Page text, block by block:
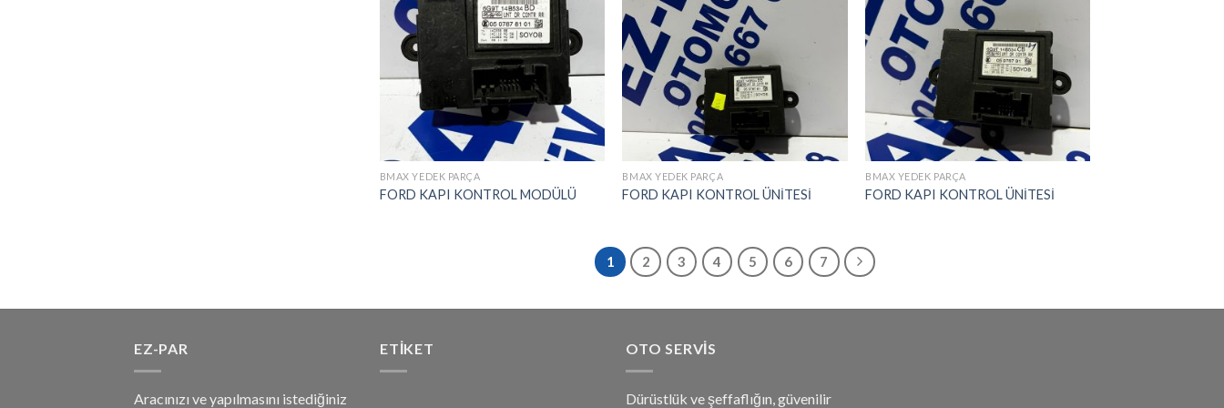
BMAX YEDEK PARÇA
FORD KAPI KONTROL MODÜLÜ
BMAX YEDEK PARÇA
FORD KAPI KONTROL ÜNİTESİ
BMAX YEDEK PARÇA
FORD KAPI KONTROL ÜNİTESİ
1 2 3 4 5 6 7
EZ-PAR
Aracınızı ve yapılmasını istediğiniz
ETIKET OTO SERVIS
Dürüstlük ve şeffaflığın, güvenilir